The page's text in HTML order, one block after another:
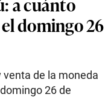
domingo 26
de la moneda
26 de